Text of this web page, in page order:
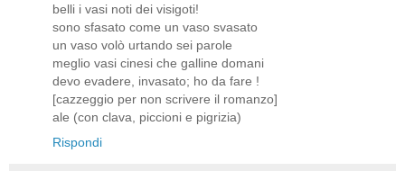
belli i vasi noti dei visigoti!
sono sfasato come un vaso svasato
un vaso volò urtando sei parole
meglio vasi cinesi che galline domani
devo evadere, invasato; ho da fare !
[cazzeggio per non scrivere il romanzo]
ale (con clava, piccioni e pigrizia)
Rispondi